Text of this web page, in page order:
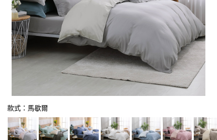
款式：馬歇爾